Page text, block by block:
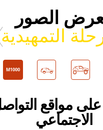
الصور
التمهيدية
M1000
الاجتماعي